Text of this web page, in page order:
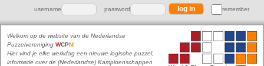
username password remember
Welkom op de website van de Nederlandse
Puzzelvereniging WCPN!
Hier vind je elke werkdag een nieuwe logische puzzel,
informatie over de (Nederlandse) Kampioenschappen